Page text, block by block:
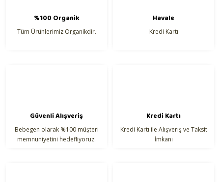
Bu ürüne benzer farklı alternatifler olmalı.
%100 Organik
Tüm Ürünlerimiz Organikdir.
Havale
Kredi Kartı
Güvenli Alışveriş
Bebegen olarak %100 müşteri
memnuniyetini hedefliyoruz.
Kredi Kartı
Kredi Kartı ile Alışveriş ve Taksit
İmkanı